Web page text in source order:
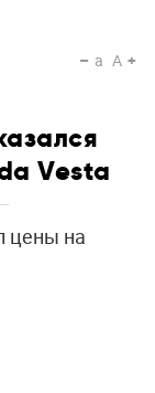
a A
Vesta
цены на